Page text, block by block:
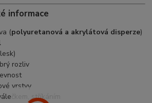
informace
(polyuretanová a akrylátová disperze)
rozliv
vrstvy
stříkáním